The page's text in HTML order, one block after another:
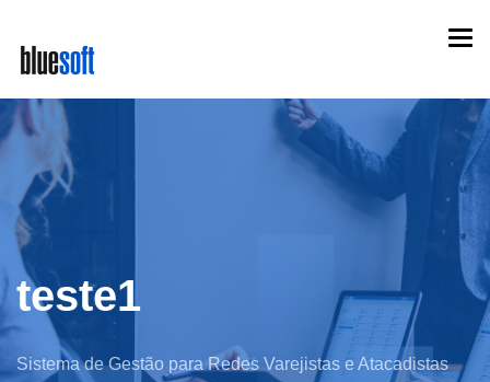
main
content
teste1
Sistema de Gestão para Redes Varejistas e Atacadistas